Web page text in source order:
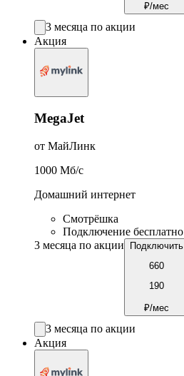
₽/мес
3 месяца по акции
Акция
MegaJet
от МайЛинк
1000 Мб/c
Домашний интернет
Смотрёшка
Подключение бесплатно
3 месяца по акции
Подключить
660
190
₽/мес
3 месяца по акции
Акция